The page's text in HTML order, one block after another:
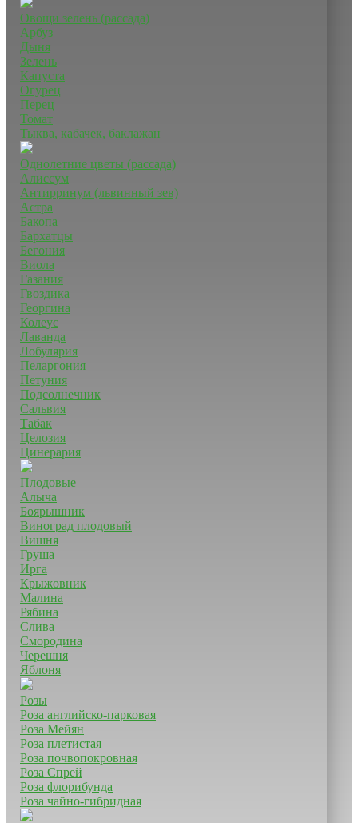
Овощи зелень (рассада)
Арбуз
Дыня
Зелень
Капуста
Огурец
Перец
Томат
Тыква, кабачек, баклажан
Однолетние цветы (рассада)
Алиссум
Антирринум (львинный зев)
Астра
Бакопа
Бархатцы
Бегония
Виола
Газания
Гвоздика
Георгина
Колеус
Лаванда
Лобулярия
Пеларгония
Петуния
Подсолнечник
Сальвия
Табак
Целозия
Цинерария
Плодовые
Алыча
Боярышник
Виноград плодовый
Вишня
Груша
Ирга
Крыжовник
Малина
Рябина
Слива
Смородина
Черешня
Яблоня
Розы
Роза английско-парковая
Роза Мейян
Роза плетистая
Роза почвопокровная
Роза Спрей
Роза флорибунда
Роза чайно-гибридная